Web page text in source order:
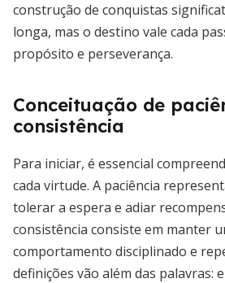
construção de conquistas
longa, mas o destino vale cada
propósito e perseverança.
Conceituação de
consistência
Para iniciar, é essencial
cada virtude. A paciência
tolerar a espera e adiar
consistência consiste em manter
comportamento disciplinado e
definições vão além das palavras: